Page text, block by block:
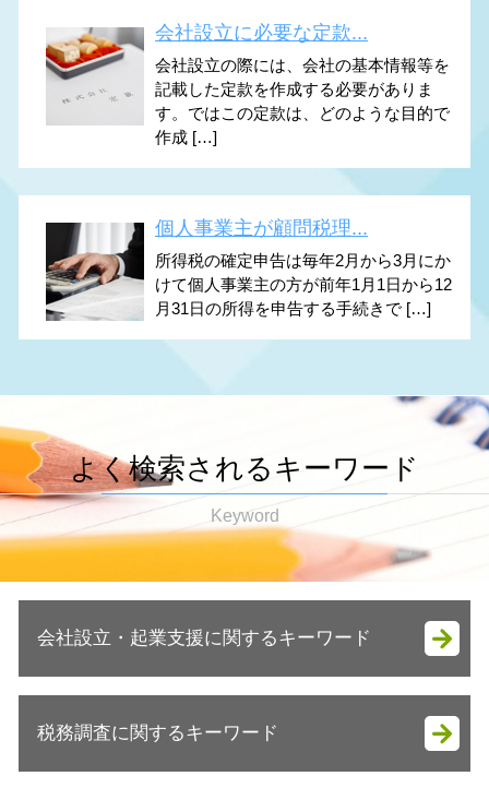
会社設立に必要な定款...
会社設立の際には、会社の基本情報等を
記載した定款を作成する必要がありま
す。ではこの定款は、どのような目的で
作成 […]
個人事業主が顧問税理...
所得税の確定申告は毎年2月から3月にか
けて個人事業主の方が前年1月1日から12
月31日の所得を申告する手続きで […]
よく検索されるキーワード
Keyword
会社設立・起業支援に関するキーワード
起業支援 助成金
税務調査に関するキーワード